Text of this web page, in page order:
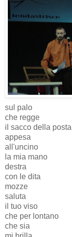
sul palo
che regge
il sacco della
appesa
all'uncino
la mia mano
destra
con le dita
mozze
saluta
il tuo viso
che per lontano
che sia